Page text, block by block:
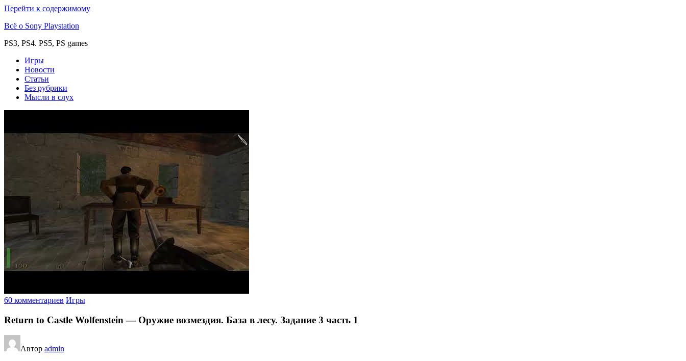
Перейти к содержимому
Всё о Sony Playstation
PS3, PS4. PS5, PS games
Игры
Новости
Статьи
Без рубрики
Мысли в слух
60 комментариев Игры
Return to Castle Wolfenstein — Оружие возмездия. База в лесу. Задание 3 часть 1
Автор admin